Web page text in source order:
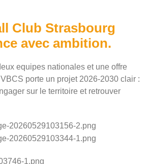
Club Strasbourg
avec ambition.
equipes nationales et une offre
porte un projet 2026-2030 clair :
sur le territoire et retrouver